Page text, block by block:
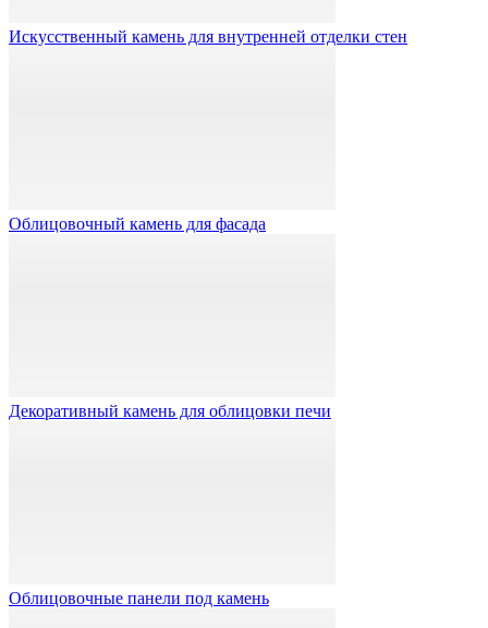
Искусственный камень для внутренней отделки стен
Облицовочный камень для фасада
Декоративный камень для облицовки печи
Облицовочные панели под камень